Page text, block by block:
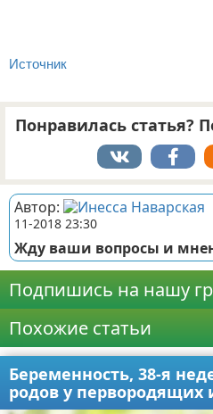
Источник
Понравилась статья?
Автор:
11-2018 23:30
Жду ваши вопросы и
Подпишись на нашу
Похожие статьи
Беременность, 38-я
родов у первородящих